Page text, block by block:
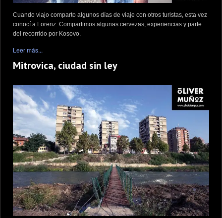
Cuando viajo comparto algunos días de viaje con otros turistas, esta vez
conocí a Lorenz. Compartimos algunas cervezas, experiencias y parte
del recorrido por Kosovo.
Leer más...
Mitrovica, ciudad sin ley